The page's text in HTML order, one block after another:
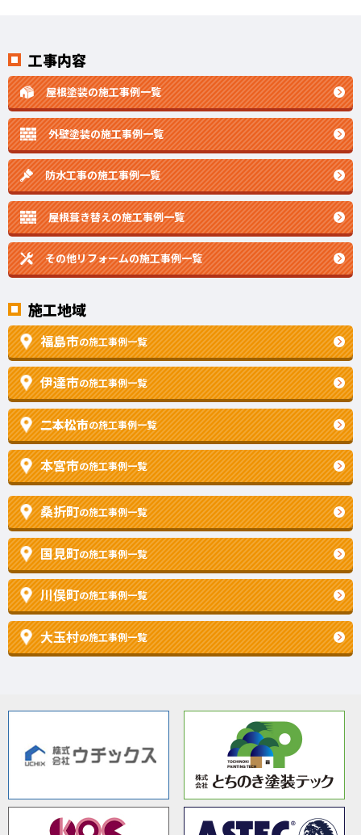
工事内容
屋根塗装の施工事例一覧
外壁塗装の施工事例一覧
防水工事の施工事例一覧
屋根葺き替えの施工事例一覧
その他リフォームの施工事例一覧
施工地域
福島市の施工事例一覧
伊達市の施工事例一覧
二本松市の施工事例一覧
本宮市の施工事例一覧
桑折町の施工事例一覧
国見町の施工事例一覧
川俣町の施工事例一覧
大玉村の施工事例一覧